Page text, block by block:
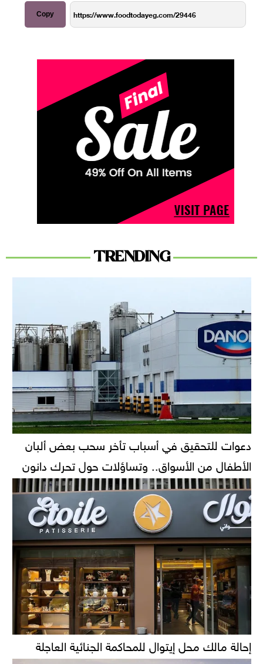
Copy
TRENDING
دعوات للتحقيق في أسباب تأخر سحب بعض ألبان
الأطفال من الأسواق.. وتساؤلات حول تحرك دانون
إحالة مالك محل إيتوال للمحاكمة الجنائية العاجلة